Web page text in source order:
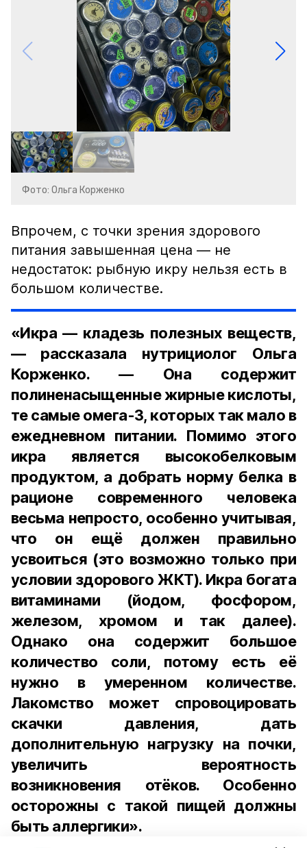
Фото: Ольга Корженко
Впрочем, с точки зрения здорового
питания завышенная цена — не
недостаток: рыбную икру нельзя есть в
большом количестве.
«Икра — кладезь полезных веществ,
— рассказала нутрициолог Ольга
Корженко. — Она содержит
полиненасыщенные жирные кислоты,
те самые омега-3, которых так мало в
ежедневном питании. Помимо этого
икра является высокобелковым
продуктом, а добрать норму белка в
рационе современного человека
весьма непросто, особенно учитывая,
что он ещё должен правильно
усвоиться (это возможно только при
условии здорового ЖКТ). Икра богата
витаминами (йодом, фосфором,
железом, хромом и так далее).
Однако она содержит большое
количество соли, потому есть её
нужно в умеренном количестве.
Лакомство может спровоцировать
скачки давления, дать
дополнительную нагрузку на почки,
увеличить вероятность
возникновения отёков. Особенно
осторожны с такой пищей должны
быть аллергики».